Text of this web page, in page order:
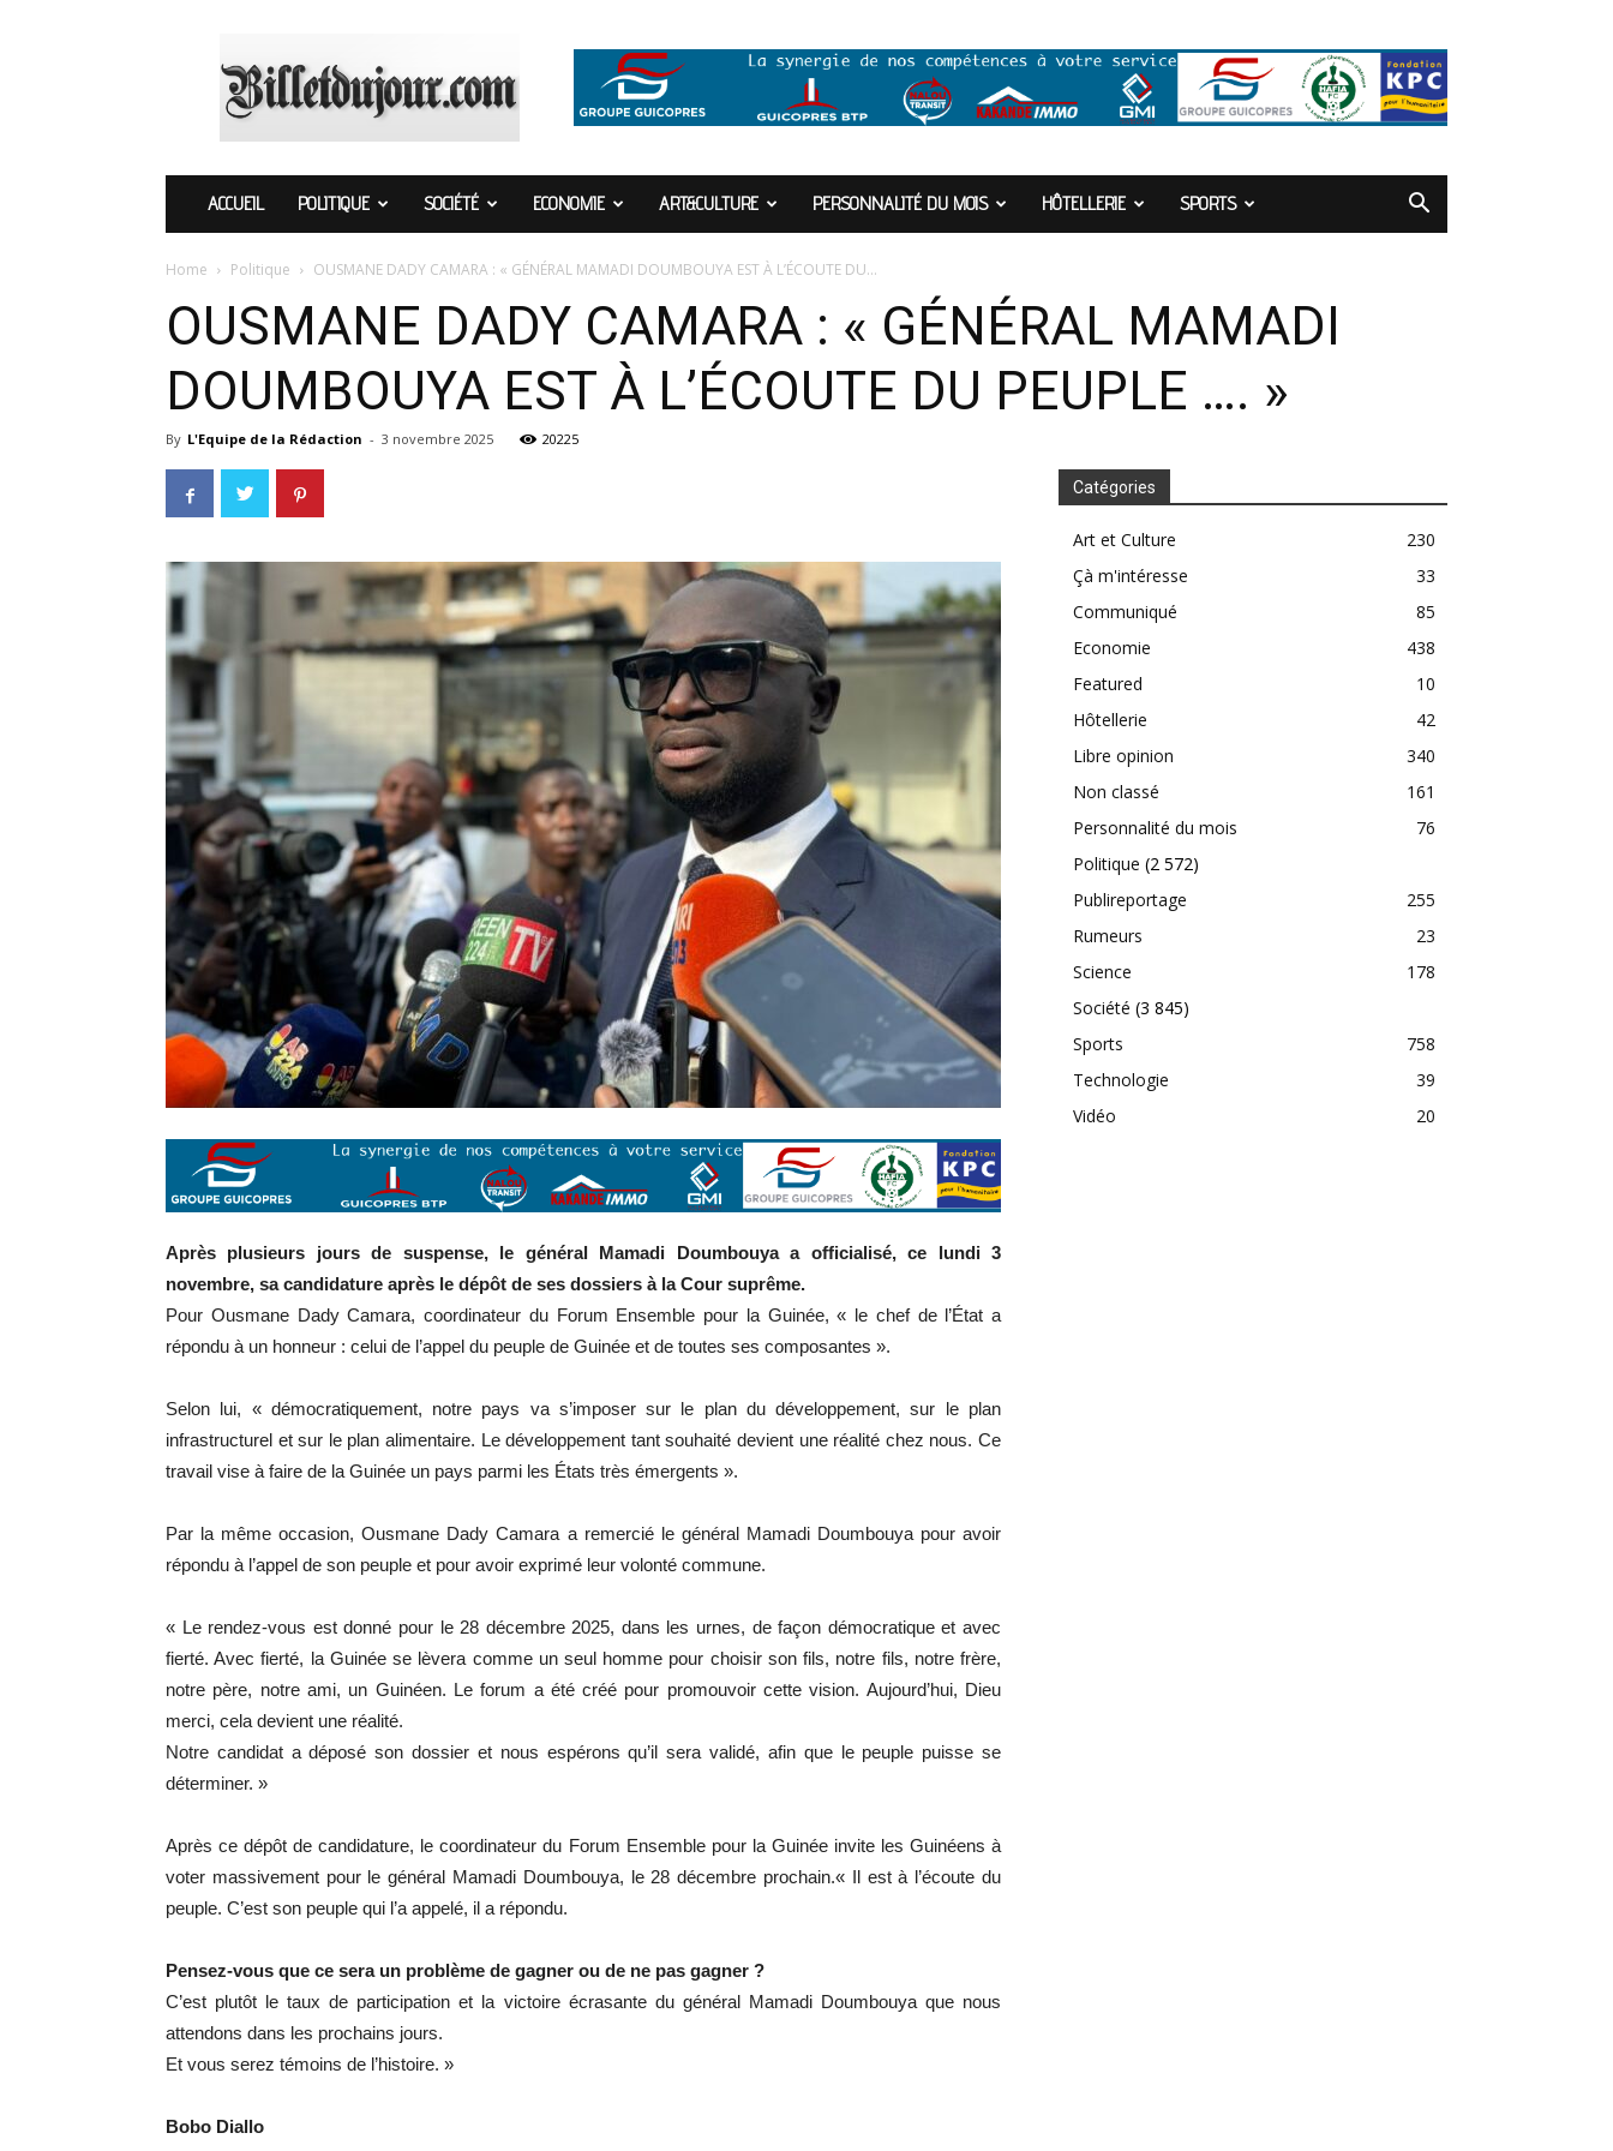
ACCUEIL POLITIQUE SOCIÉTÉ ECONOMIE ART&CULTURE PERSONNALITÉ DU MOIS HÔTELLERIE SPORTS
Home Politique OUSMANE DADY CAMARA : « GÉNÉRAL MAMADI DOUMBOUYA EST À L’ÉCOUTE DU...
OUSMANE DADY CAMARA : « GÉNÉRAL MAMADI
DOUMBOUYA EST À L’ÉCOUTE DU PEUPLE …. »
By L'Equipe de la Rédaction - 3 novembre 2025 20225
Après plusieurs jours de suspense, le général Mamadi Doumbouya a officialisé, ce lundi 3
novembre, sa candidature après le dépôt de ses dossiers à la Cour suprême.
Pour Ousmane Dady Camara, coordinateur du Forum Ensemble pour la Guinée, « le chef de l’État a
répondu à un honneur : celui de l’appel du peuple de Guinée et de toutes ses composantes ».
Selon lui, « démocratiquement, notre pays va s’imposer sur le plan du développement, sur le plan
infrastructurel et sur le plan alimentaire. Le développement tant souhaité devient une réalité chez nous. Ce
travail vise à faire de la Guinée un pays parmi les États très émergents ».
Par la même occasion, Ousmane Dady Camara a remercié le général Mamadi Doumbouya pour avoir
répondu à l’appel de son peuple et pour avoir exprimé leur volonté commune.
« Le rendez-vous est donné pour le 28 décembre 2025, dans les urnes, de façon démocratique et avec
fierté. Avec fierté, la Guinée se lèvera comme un seul homme pour choisir son fils, notre fils, notre frère,
notre père, notre ami, un Guinéen. Le forum a été créé pour promouvoir cette vision. Aujourd’hui, Dieu
merci, cela devient une réalité.
Notre candidat a déposé son dossier et nous espérons qu’il sera validé, afin que le peuple puisse se
déterminer. »
Après ce dépôt de candidature, le coordinateur du Forum Ensemble pour la Guinée invite les Guinéens à
voter massivement pour le général Mamadi Doumbouya, le 28 décembre prochain.« Il est à l’écoute du
peuple. C’est son peuple qui l’a appelé, il a répondu.
Pensez-vous que ce sera un problème de gagner ou de ne pas gagner ?
C’est plutôt le taux de participation et la victoire écrasante du général Mamadi Doumbouya que nous
attendons dans les prochains jours.
Et vous serez témoins de l’histoire. »
Bobo Diallo
Catégories
Art et Culture
230
Çà m'intéresse
33
Communiqué
85
Economie
438
Featured
10
Hôtellerie
42
Libre opinion
340
Non classé
161
Personnalité du mois
76
Politique (2 572)
Publireportage
255
Rumeurs
23
Science
178
Société (3 845)
Sports
758
Technologie
39
Vidéo
20